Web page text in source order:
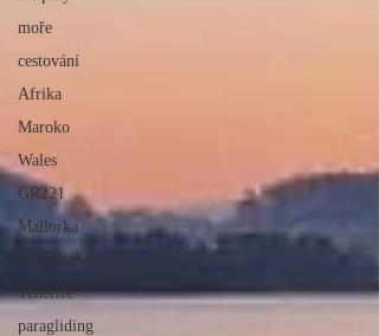
moře
cestování
Afrika
Maroko
Wales
GR221
Mallorka
Kanárské ostrovy
Tenerife
paragliding